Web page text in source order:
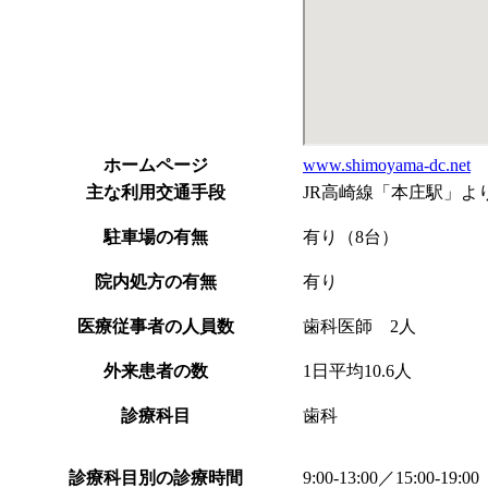
ホームページ
www.shimoyama-dc.net
主な利用交通手段
JR高崎線「本庄駅」よ
駐車場の有無 有り（8台）
院内処方の有無 有り
医療従事者の人員数 歯科医師 2人
外来患者の数 1日平均10.6人
診療科目 歯科
診療科目別の診療時間 9:00-13:00／15:00-19:00